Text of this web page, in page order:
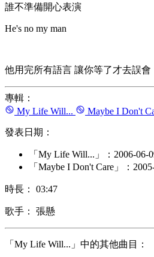
誰不準備開心表演
He's no my man
他用完所有語言 讓你等了才去誤會
專輯：
My Life Will...
Maybe I Don't
發表日期：
「My Life Will...」：2006-06-
「Maybe I Don't Care」：
時長： 03:47
歌手： 張懸
「My Life Will...」中的其他曲目：